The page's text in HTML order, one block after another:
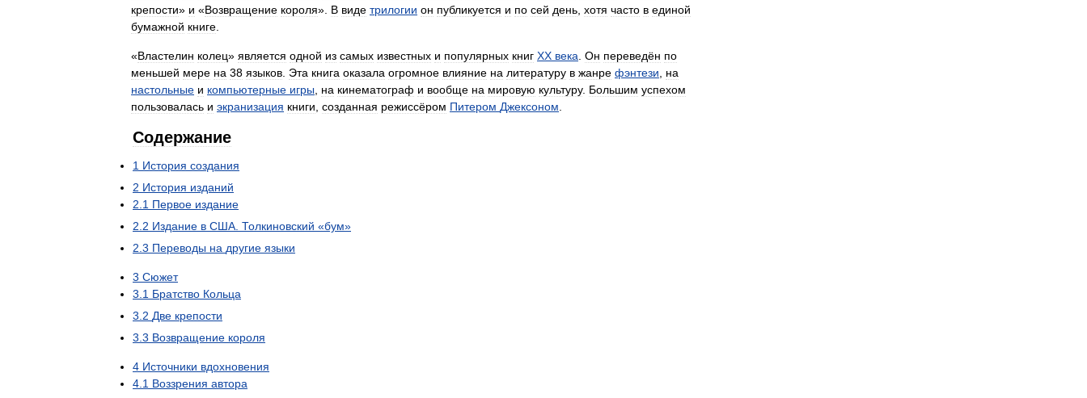
крепости» и «Возвращение короля». В виде трилогии он публикуется и по сей день хотя часто в единой
бумажной книге
«Властелин колец» является одной из самых известных и популярных книг XX века Он переведён по
меньшей мере на 38 языков Эта книга оказала огромное влияние на литературу в жанре фэнтези
на
настольные и компьютерные игры на кинематограф и вообще на мировую культуру. Большим успехом
пользовалась и экранизация книги созданная режиссёром Питером Джексоном
Содержание
1 История создания
2 История изданий
2 1 Первое издание
2 2 Издание в США Толкиновский «бум»
2 3 Переводы на другие языки
3 Сюжет
3 1 Братство Кольца
3 2 Две крепости
3 3 Возвращение короля
4 Источники вдохновения
4 1 Воззрения автора